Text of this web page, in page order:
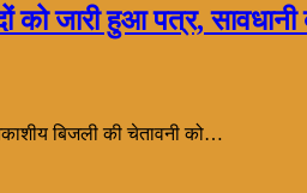
जारी हुआ पत्र, सावधानी
बिजली की चेतावनी को…